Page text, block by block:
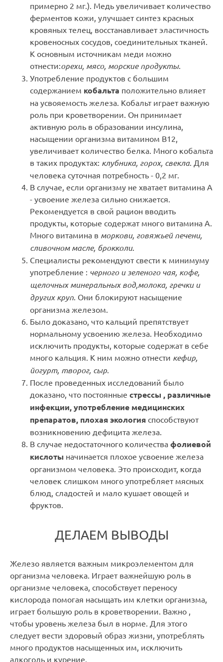
примерно 2 мг.). Медь увеличивает количество
ферментов кожи, улучшает синтез красных
кровяных телец, восстанавливает эластичность
кровеносных сосудов, соединительных тканей.
К основным источникам меди можно
отнести:орехи, мясо, морские продукты.
Употребление продуктов с большим
содержанием кобальта положительно влияет
на усвояемость железа. Кобальт играет важную
роль при кроветворении. Он принимает
активную роль в образовании инсулина,
насыщении организма витамином B12,
увеличивает количество белка. Много кобальта
в таких продуктах: клубника, горох, свекла. Для
человека суточная потребность - 0,2 мг.
В случае, если организму не хватает витамина А
- усвоение железа сильно снижается.
Рекомендуется в свой рацион вводить
продукты, которые содержат много витамина А.
Много витамина в моркови, говяжьей печени,
сливочном масле, брокколи.
Специалисты рекомендуют свести к минимуму
употребление : черного и зеленого чая, кофе,
щелочных минеральных вод,молока, гречки и
других круп. Они блокируют насыщение
организма железом.
Было доказано, что кальций препятствует
нормальному усвоению железа. Необходимо
исключить продукты, которые содержат в себе
много кальция. К ним можно отнести кефир,
йогурт, творог, сыр.
После проведенных исследований было
доказано, что постоянные стрессы , различные
инфекции, употребление медицинских
препаратов, плохая экология способствуют
возникновению дефицита железа.
В случае недостаточного количества фолиевой
кислоты начинается плохое усвоение железа
организмом человека. Это происходит, когда
человек слишком много употребляет мясных
блюд, сладостей и мало кушает овощей и
фруктов.
ДЕЛАЕМ ВЫВОДЫ
Железо является важным микроэлементом для
организма человека. Играет важнейшую роль в
организме человека, способствует переносу
кислорода помогая насыщать им клетки организма,
играет большую роль в кроветворении. Важно ,
чтобы уровень железа был в норме. Для этого
следует вести здоровый образ жизни, употреблять
много продуктов насыщенных им, исключить
алкоголь и курение.